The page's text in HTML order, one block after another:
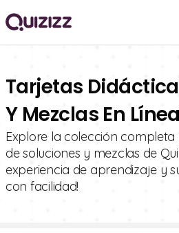
Tarjetas
Y Mezclas En
Explore la colección
de soluciones y mezclas de
experiencia de aprendizaje y
con facilidad!